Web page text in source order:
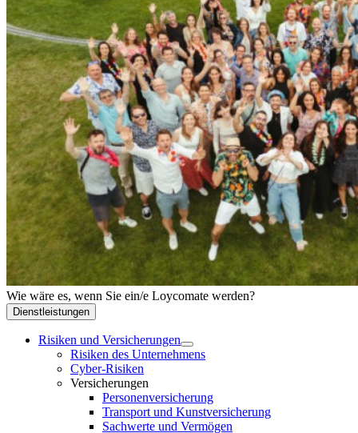
Wie wäre es, wenn Sie ein/e Loycomate werden?
Dienstleistungen
Risiken und Versicherungen
Risiken des Unternehmens
Cyber-Risiken
Versicherungen
Personenversicherung
Transport und Kunstversicherung
Sachwerte und Vermögen